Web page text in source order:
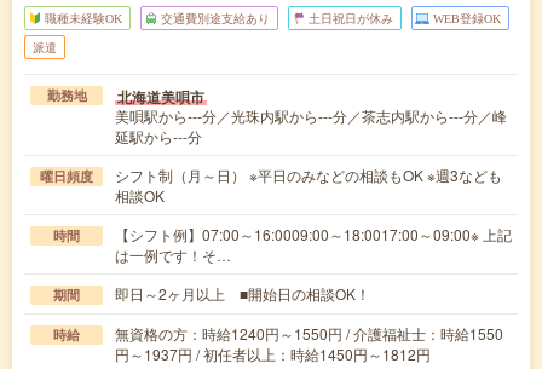
職種未経験OK 交通費別途支給あり 土日祝日が休み WEB登録OK
派遣
勤務地 北海道美唄市
美唄駅から---分／光珠内駅から---分／茶志内駅から---分／峰
延駅から---分
曜日頻度
シフト制（月～日） ※平日のみなどの相談もOK ※週3なども
相談OK
時間
【シフト例】07:00～16:0009:00～18:0017:00～09:00※ 上記
は一例です！そ…
期間 即日～2ヶ月以上 ■開始日の相談OK！
時給
無資格の方：時給1240円～1550円 / 介護福祉士：時給1550
円～1937円 / 初任者以上：時給1450円～1812円